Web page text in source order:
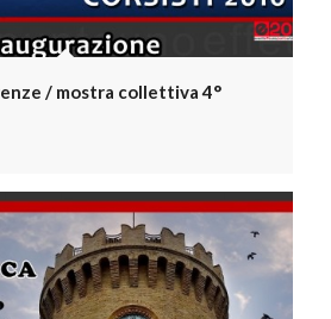
/ mostra collettiva 4°